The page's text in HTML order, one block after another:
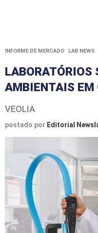
INFORME DE MERCADO LAB NEWS
LABORATÓRIOS
AMBIENTAIS EM
VEOLIA
postado por Editorial